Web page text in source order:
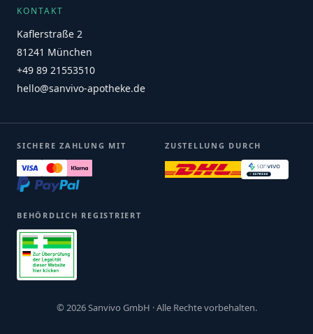
KONTAKT
Kaflerstraße 2
81241 München
+49 89 21553510
hello@sanvivo-apotheke.de
SICHERE ZAHLUNG MIT ZUSTELLUNG DURCH
BEHÖRDLICH REGISTRIERT
© 2026 Sanvivo GmbH · Alle Rechte vorbehalten.